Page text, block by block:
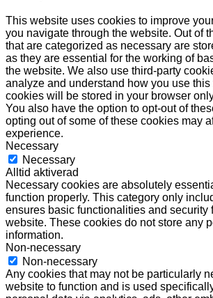
This website uses cookies to improve
you navigate through the website. Out of
that are categorized as necessary are
as they are essential for the working of
the website. We also use third-party
analyze and understand how you use
cookies will be stored in your browser
You also have the option to opt-out of
opting out of some of these cookies may
experience.
Necessary
Necessary
Alltid aktiverad
Necessary cookies are absolutely
function properly. This category only
ensures basic functionalities and security
website. These cookies do not store any
information.
Non-necessary
Non-necessary
Any cookies that may not be particularly
website to function and is used